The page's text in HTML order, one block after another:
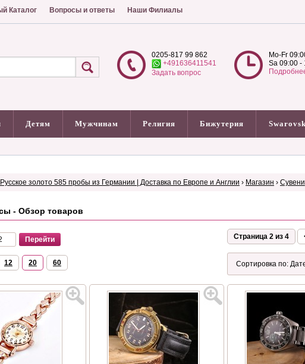
Каталог Вопросы и ответы Наши Филиалы
0205-817 99 862
+491636411541
Задать вопрос
Mo-Fr
Sa 09:00 -
Детям Мужчинам Религия Бижутерия
золото 585 пробы из Германии | Доставка по Европе и Англии › Магазин ›
- Обзор товаров
Страница 2 из 4
12 20 60